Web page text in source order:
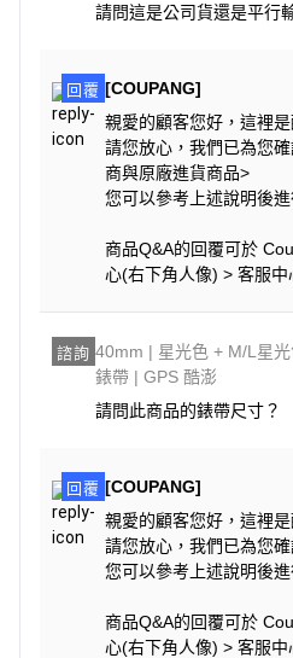
請問這是公司貨還是平行
回覆 [COUPANG]
親愛的顧客您好，這裡是
請您放心，我們已為您
商與原廠進貨商品>
您可以參考上述說明後
商品Q&A的回覆可於
心(右下角人像) > 客服
諮詢 40mm | 星光色 + M/L星
錶帶 | GPS 酷澎
請問此商品的錶帶尺寸？
回覆 [COUPANG]
親愛的顧客您好，這裡是
請您放心，我們已為您
您可以參考上述說明後
商品Q&A的回覆可於
心(右下角人像) > 客服